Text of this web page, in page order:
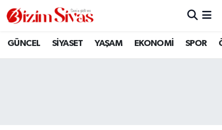
GÜNCEL SİYASET YAŞAM EKONOMİ SPOR
ARAMIZDAN AYRILANLAR
Sivas Nöbetçi Eczaneler